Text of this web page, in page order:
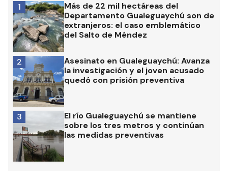
Más de 22 mil hectáreas del
Departamento Gualeguaychú son de
extranjeros: el caso emblemático
del Salto de Méndez
1
Asesinato en Gualeguaychú: Avanza
la investigación y el joven acusado
quedó con prisión preventiva
2
El río Gualeguaychú se mantiene
sobre los tres metros y continúan
las medidas preventivas
3